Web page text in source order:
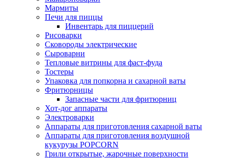
Мармиты
Печи для пиццы
Инвентарь для пиццерий
Рисоварки
Сковороды электрические
Сыроварни
Тепловые витрины для фаст-фуда
Тостеры
Упаковка для попкорна и сахарной ваты
Фритюрницы
Запасные части для фритюрниц
Хот-дог аппараты
Электроварки
Аппараты для приготовления сахарной ваты
Аппараты для приготовления воздушной
кукурузы POPCORN
Грили открытые, жарочные поверхности